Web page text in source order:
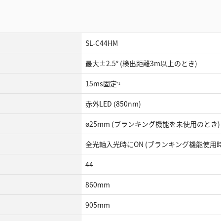
SL-C44HM
最大±2.5° (検出距離3m以上のとき)
15ms固定*1
赤外LED (850nm)
ø25mm (ブランキング機能を未使用のとき)
全光軸入光時にON (ブランキング機能使用
44
860mm
905mm